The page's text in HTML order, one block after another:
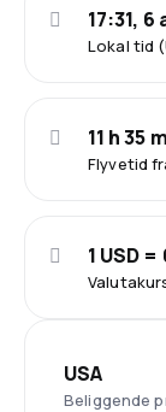
Lokal tid
17:31, 6
Flyvetid
11 h 35
1 USD =
USA
Beliggende